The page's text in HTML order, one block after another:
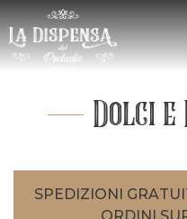
Dolci
SPEDIZIONI